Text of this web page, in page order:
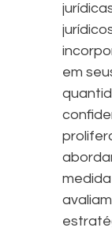
em